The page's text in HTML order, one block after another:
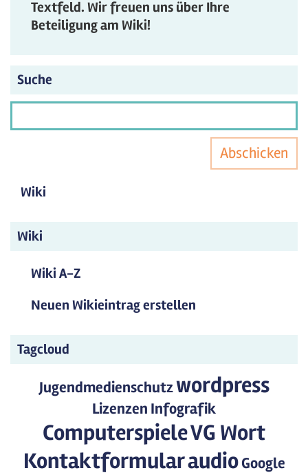
Textfeld. Wir freuen uns über Ihre
Beteiligung am Wiki!
Suche
Abschicken
Wiki
Wiki
Wiki A-Z
Neuen Wikieintrag erstellen
Tagcloud
Jugendmedienschutzwordpress
Lizenzen Infografik
ComputerspieleVG Wort
KontaktformularaudioGoogle